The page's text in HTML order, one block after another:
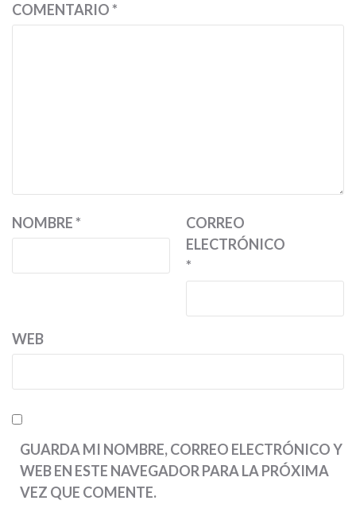
COMENTARIO*
NOMBRE*
CORREO
ELECTRÓNICO
*
WEB
GUARDA MI NOMBRE, CORREO ELECTRÓNICO Y
WEB EN ESTE NAVEGADOR PARA LA PRÓXIMA
VEZ QUE COMENTE.